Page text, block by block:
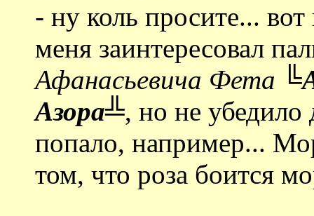
- ну коль просите...
меня заинтересовал
Афанасьевича Фета
Азора╩, но не
попало, например...
том, что роза боится